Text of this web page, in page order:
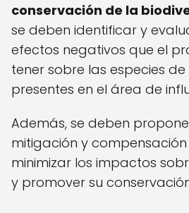
conservación de la
se deben identificar y
efectos negativos que el
tener sobre las especies
presentes en el área de
Además, se deben
mitigación y
minimizar los impactos
y promover su